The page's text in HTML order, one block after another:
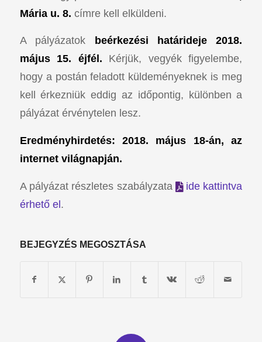
Mária u. 8. címre kell elküldeni.
A pályázatok beérkezési határideje 2018.
május 15. éjfél. Kérjük, vegyék figyelembe,
hogy a postán feladott küldeményeknek is meg
kell érkezniük eddig az időpontig, különben a
pályázat érvénytelen lesz.
Eredményhirdetés: 2018. május 18-án, az
internet világnapján.
A pályázat részletes szabályzata
ide kattintva
érhető el.
BEJEGYZÉS MEGOSZTÁSA